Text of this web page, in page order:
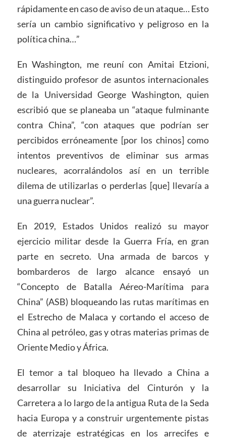
rápidamente en caso de aviso de un ataque… Esto
sería un cambio significativo y peligroso en la
política china…”
En Washington, me reuní con Amitai Etzioni,
distinguido profesor de asuntos internacionales
de la Universidad George Washington, quien
escribió que se planeaba un “ataque fulminante
contra China”, “con ataques que podrían ser
percibidos erróneamente [por los chinos] como
intentos preventivos de eliminar sus armas
nucleares, acorralándolos así en un terrible
dilema de utilizarlas o perderlas [que] llevaría a
una guerra nuclear”.
En 2019, Estados Unidos realizó su mayor
ejercicio militar desde la Guerra Fría, en gran
parte en secreto. Una armada de barcos y
bombarderos de largo alcance ensayó un
“Concepto de Batalla Aéreo-Marítima para
China” (ASB) bloqueando las rutas marítimas en
el Estrecho de Malaca y cortando el acceso de
China al petróleo, gas y otras materias primas de
Oriente Medio y África.
El temor a tal bloqueo ha llevado a China a
desarrollar su Iniciativa del Cinturón y la
Carretera a lo largo de la antigua Ruta de la Seda
hacia Europa y a construir urgentemente pistas
de aterrizaje estratégicas en los arrecifes e